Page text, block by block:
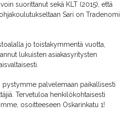
suorittanut sekä KLT (2015), että
Sari on Tradenomi
jo toistakymmentä vuotta,
lukuisten asiakasyritysten
palvelemaan paikallisesti
Tervetuloa henkilökohtaisesti
osoitteeseen Oskarinkatu 1!